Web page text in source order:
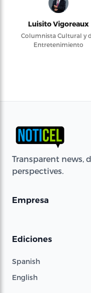
Luisito Vigoreaux
Columnista Cultural y
Entretenimiento
Transparent news,
perspectives.
Empresa
Ediciones
Spanish
English